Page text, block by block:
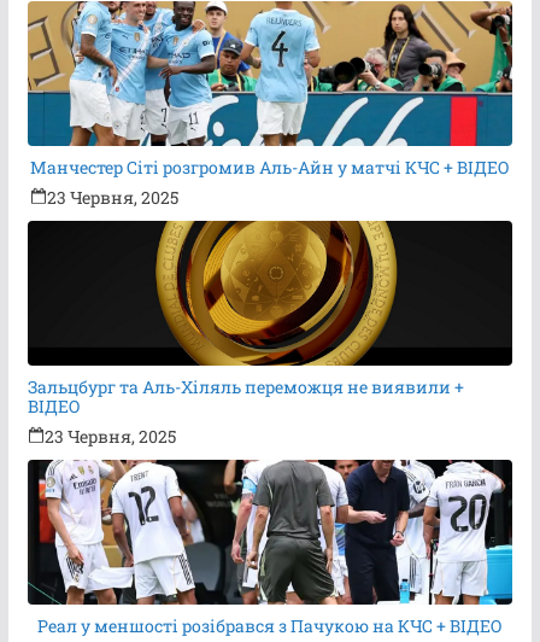
Манчестер Сіті розгромив Аль-Айн у матчі КЧС + ВІДЕО
23 Червня, 2025
Зальцбург та Аль-Хіляль переможця не виявили +
ВІДЕО
23 Червня, 2025
Реал у меншості розібрався з Пачукою на КЧС + ВІДЕО